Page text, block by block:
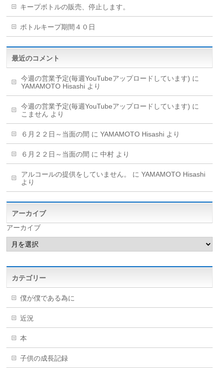
キープボトルの販売、停止します。
ボトルキープ期間４０日
最近のコメント
今週の営業予定(毎週YouTubeアップロードしています) に
YAMAMOTO Hisashi より
今週の営業予定(毎週YouTubeアップロードしています) に
こません より
６月２２日～当面の間 にYAMAMOTO Hisashi より
６月２２日～当面の間 に中村 より
アルコールの提供をしていません。 にYAMAMOTO Hisashi
より
アーカイブ
アーカイブ
カテゴリー
僕が僕である為に
近況
本
子供の成長記録